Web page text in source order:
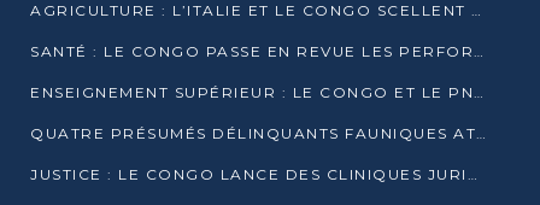
AGRICULTURE : L’ITALIE ET LE CONGO SCELLENT UN PARTENARIAT POUR UNE PRODUCTION LOCALE DURABLE
SANTÉ : LE CONGO PASSE EN REVUE LES PERFORMANCES DE SES HÔPITAUX À MI-PARCOURS
ENSEIGNEMENT SUPÉRIEUR : LE CONGO ET LE PNUD VEULENT RAPPROCHER LA FORMATION UNIVERSITAIRE DES BESOINS DU MARCHÉ DE L’EMPLOI
QUATRE PRÉSUMÉS DÉLINQUANTS FAUNIQUES ATTENDUS DEVANT LA JUSTICE POUR TRAFIC D’IVOIRE
JUSTICE : LE CONGO LANCE DES CLINIQUES JURIDIQUES POUR RAPPROCHER LE DROIT DES CITOYENS